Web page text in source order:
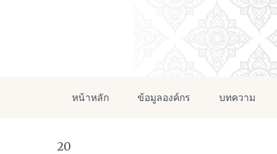
หน้าหลัก ข้อมูลองค์กร บทความ
20